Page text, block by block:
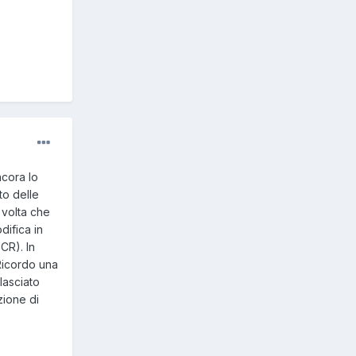
lo
delle
che
in
In
una
di